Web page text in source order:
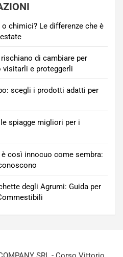
chimici? Le differenze che è
di cambiare per
visitarli e proteggerli
scegli i prodotti adatti per
spiagge migliori per i
è così innocuo come sembra:
degli Agrumi: Guida per